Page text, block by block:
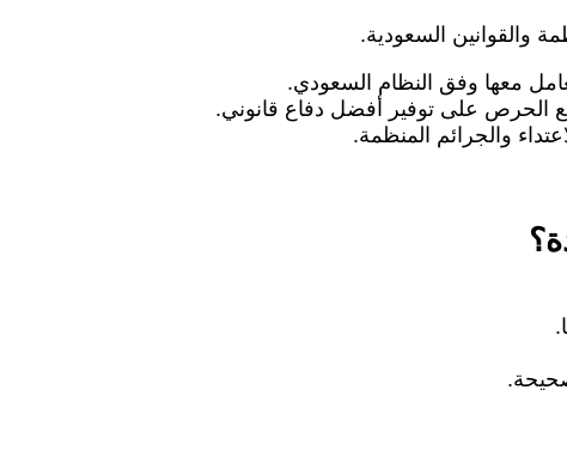
والقوانين السعودية.
معها وفق النظام السعودي.
الحرص على توفير أفضل دفاع قانوني.
والجرائم المنظمة.